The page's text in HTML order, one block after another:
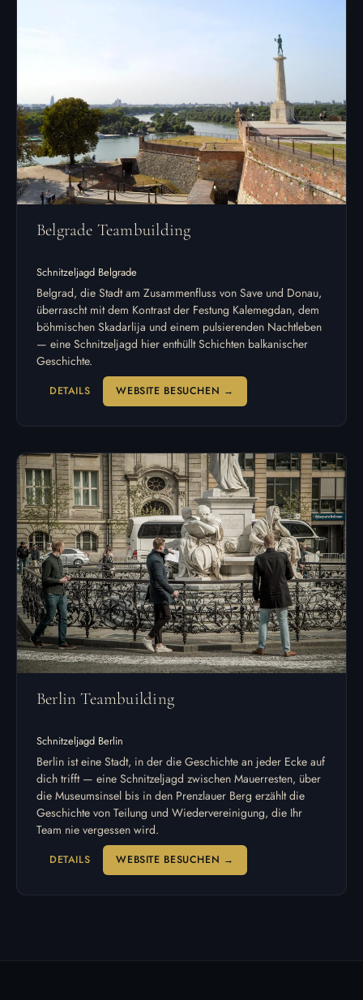
Belgrade Teambuilding
Schnitzeljagd Belgrade
Belgrad, die Stadt am Zusammenfluss von Save und Donau,
überrascht mit dem Kontrast der Festung Kalemegdan, dem
böhmischen Skadarlija und einem pulsierenden Nachtleben
— eine Schnitzeljagd hier enthüllt Schichten balkanischer
Geschichte.
DETAILS WEBSITE BESUCHEN →
Berlin Teambuilding
Schnitzeljagd Berlin
Berlin ist eine Stadt, in der die Geschichte an jeder Ecke auf
dich trifft — eine Schnitzeljagd zwischen Mauerresten, über
die Museumsinsel bis in den Prenzlauer Berg erzählt die
Geschichte von Teilung und Wiedervereinigung, die Ihr
Team nie vergessen wird.
DETAILS WEBSITE BESUCHEN →